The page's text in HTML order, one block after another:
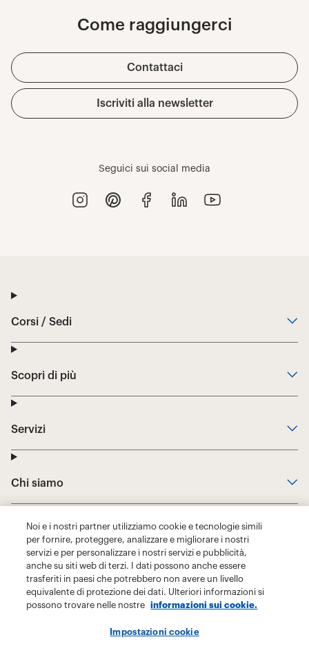
Noi e i nostri partner utilizziamo cookie e tecnologie simili
per fornire, proteggere, analizzare e migliorare i nostri
servizi e per personalizzare i nostri servizi e pubblicità,
anche su siti web di terzi. I dati possono anche essere
trasferiti in paesi che potrebbero non avere un livello
equivalente di protezione dei dati. Ulteriori informazioni si
possono trovare nelle nostre
informazioni sui cookie.
Impostazioni cookie